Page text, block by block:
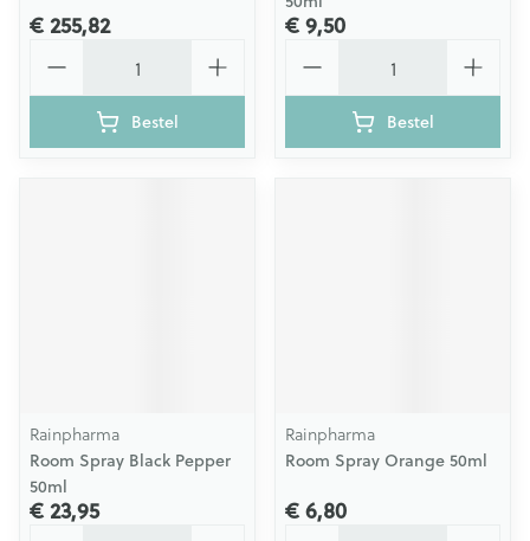
€ 255,82
Bestel
€ 9,50
Bestel
Rainpharma
Room Spray Black Pepper
50ml
€ 23,95
Rainpharma
Room Spray Orange 50ml
€ 6,80